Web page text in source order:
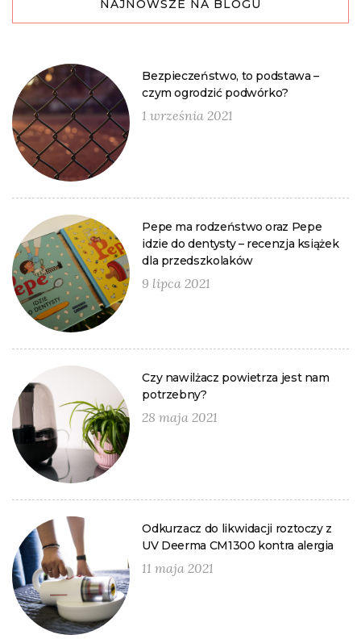
NAJNOWSZE NA BLOGU
Bezpieczeństwo, to podstawa –
czym ogrodzić podwórko?
1 września 2021
Pepe ma rodzeństwo oraz Pepe
idzie do dentysty – recenzja książek
dla przedszkolaków
9 lipca 2021
Czy nawilżacz powietrza jest nam
potrzebny?
28 maja 2021
Odkurzacz do likwidacji roztoczy z
UV Deerma CM1300 kontra alergia
11 maja 2021